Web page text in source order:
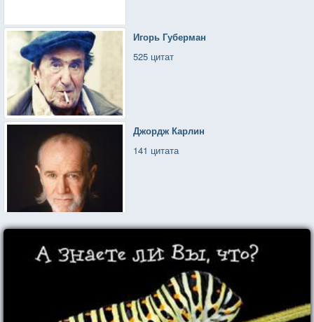
Игорь Губерман
525 цитат
Джордж Карлин
141 цитата